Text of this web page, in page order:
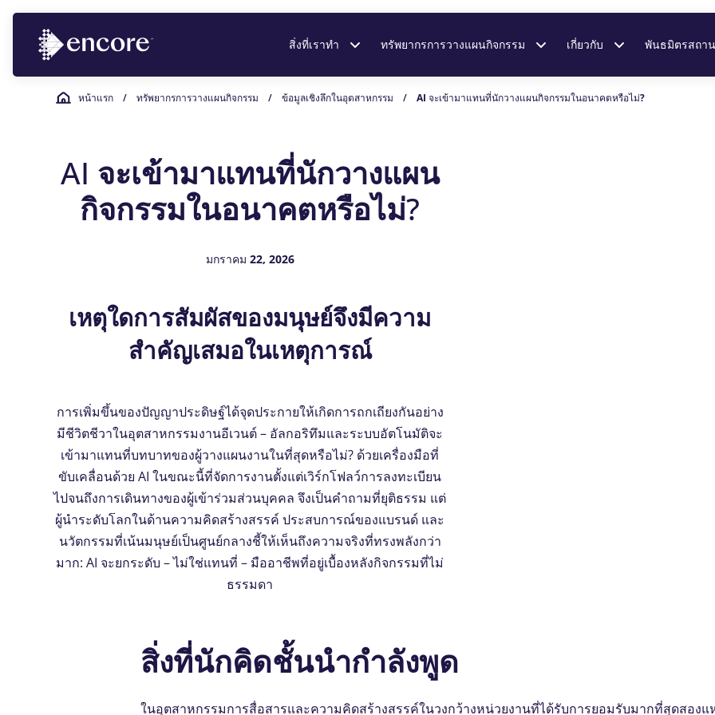
สิ่งที่เราทำ ทรัพยากรการวางแผนกิจกรรม เกี่ยวกับ พันธมิตรสถา
หน้าแรก / ทรัพยากรการวางแผนกิจกรรม / ข้อมูลเชิงลึกในอุตสาหกรรม / AI จะเข้ามาแทนที่นักวางแผนกิจกรรมในอนาคตหรือไม่?
AI จะเข้ามาแทนที่นักวางแผน
กิจกรรมในอนาคตหรือไม่?
มกราคม 22, 2026
เหตุใดการสัมผัสของมนุษย์จึงมีความ
สําคัญเสมอในเหตุการณ์
การเพิ่มขึ้นของปัญญาประดิษฐ์ได้จุดประกายให้เกิดการถกเถียงกันอย่าง
มีชีวิตชีวาในอุตสาหกรรมงานอีเวนต์ – อัลกอริทึมและระบบอัตโนมัติจะ
เข้ามาแทนที่บทบาทของผู้วางแผนงานในที่สุดหรือไม่? ด้วยเครื่องมือที่
ขับเคลื่อนด้วย AI ในขณะนี้ที่จัดการงานตั้งแต่เวิร์กโฟลว์การลงทะเบียน
ไปจนถึงการเดินทางของผู้เข้าร่วมส่วนบุคคล จึงเป็นคําถามที่ยุติธรรม แต่
ผู้นําระดับโลกในด้านความคิดสร้างสรรค์ ประสบการณ์ของแบรนด์ และ
นวัตกรรมที่เน้นมนุษย์เป็นศูนย์กลางชี้ให้เห็นถึงความจริงที่ทรงพลังกว่า
มาก: AI จะยกระดับ – ไม่ใช่แทนที่ – มืออาชีพที่อยู่เบื้องหลังกิจกรรมที่ไม่
ธรรมดา
สิ่งที่นักคิดชั้นนํากําลังพูด
ในอุตสาหกรรมการสื่อสารและความคิดสร้างสรรค์ในวงกว้างหน่วยงานที่ได้รับการยอมรับมากที่สุดสองแ